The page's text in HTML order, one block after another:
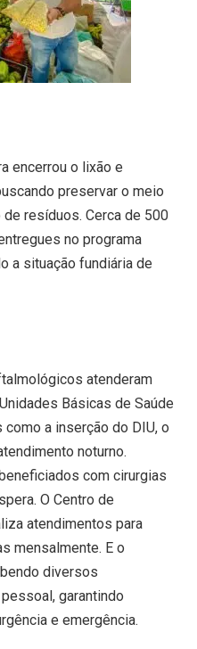
encerrou o lixão e
preservar o meio
resíduos. Cerca de 500
no programa
a situação fundiária de
atenderam
Básicas de Saúde
a inserção do DIU, o
noturno.
com cirurgias
O Centro de
atendimentos para
mensalmente. E o
diversos
garantindo
e emergência.